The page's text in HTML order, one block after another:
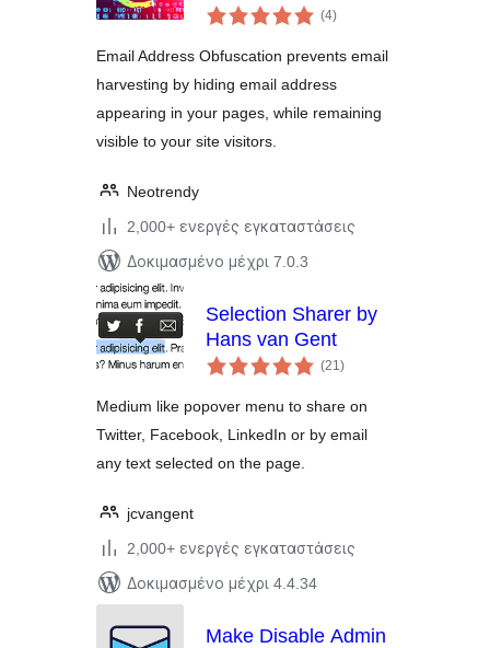
(4αξιολογήσεις
σύνολο
)
Email Address Obfuscation prevents email
harvesting by hiding email address
appearing in your pages, while remaining
visible to your site visitors.
Neotrendy
2,000+ ενεργές εγκαταστάσεις
Δοκιμασμένο μέχρι 7.0.3
Selection Sharer by
Hans van Gent
(21αξιολογήσεις
σύνολο
)
Medium like popover menu to share on
Twitter, Facebook, LinkedIn or by email
any text selected on the page.
jcvangent
2,000+ ενεργές εγκαταστάσεις
Δοκιμασμένο μέχρι 4.4.34
Make Disable Admin